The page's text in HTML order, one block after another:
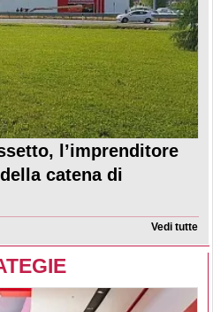
l’imprenditore
catena di
Vedi tutte